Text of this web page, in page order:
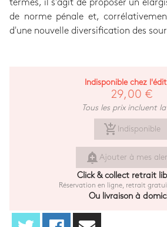
termes, il s'agit de proposer un
de norme pénale et,
d'une nouvelle diversification des
Indisponible chez
29,00 €
Tous les prix incluent la
add_shopping_cart Indisponible
add_alert Ajouter à mes
Click & collect retrait
Réservation en ligne, retrait
Ou livraison à